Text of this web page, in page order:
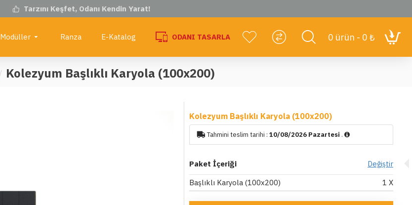
Tarzını Keşfet, Odanı Kendin Yarat!
Modüller Ranza E-Katalog ODANI TASARLA 0 ürün - 0 ₺
Kolezyum Başlıklı Karyola (100x200)
Kolezyum Başlıklı Karyola (100x200)
Tahmini teslim tarihi :10/08/2026 Pazartesi .
Paket İçeriği
Değiştir
Başlıklı Karyola (100x200)
1 X